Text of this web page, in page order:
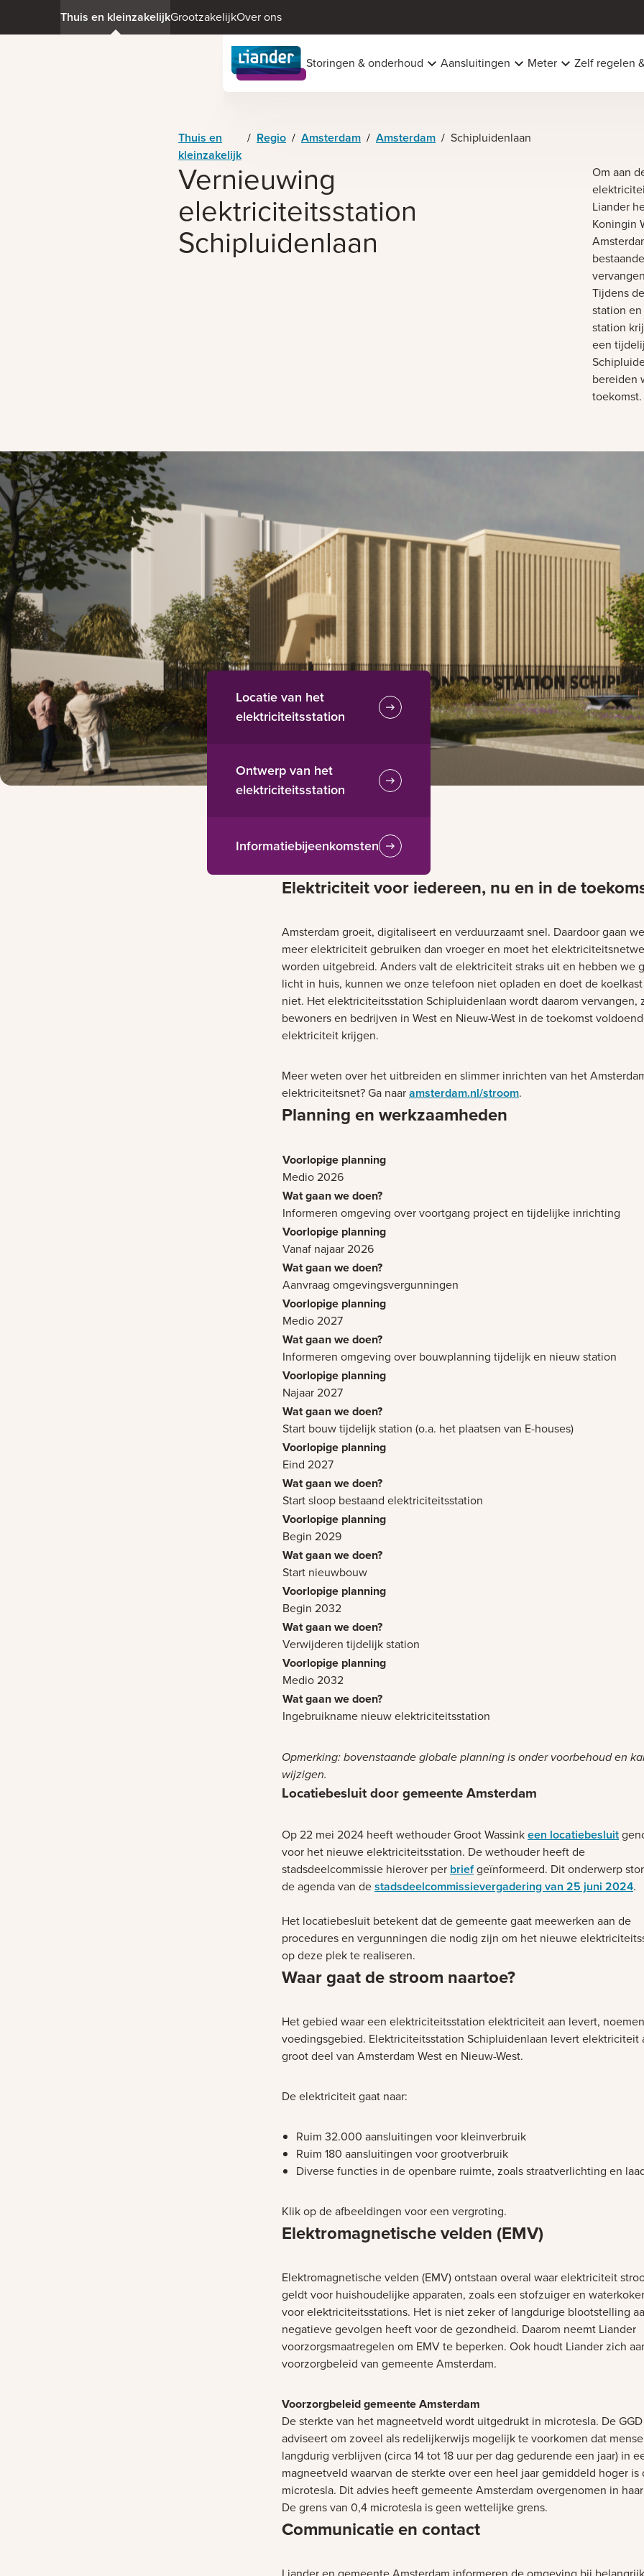
Thuis en kleinzakelijkGrootzakelijkOver ons
Storingen & onderhoud Aansluitingen Meter Zelf regelen
Thuis en
kleinzakelijk
/ Regio / Amsterdam / Amsterdam / Schipluidenlaan
Vernieuwing
elektriciteitsstation
Schipluidenlaan
Om aan
Liander
Koningin
Tijdens
station
station
een
bereiden
toekomst.
Locatie van het
elektriciteitsstation
Ontwerp van het
elektriciteitsstation
Informatiebijeenkomsten
Elektriciteit voor iedereen, nu en in de
Amsterdam groeit, digitaliseert en verduurzaamt snel. Daardoor gaan
meer elektriciteit gebruiken dan vroeger en moet het
worden uitgebreid. Anders valt de elektriciteit straks uit en hebben we
licht in huis, kunnen we onze telefoon niet opladen en doet de
niet. Het elektriciteitsstation Schipluidenlaan wordt daarom vervangen,
bewoners en bedrijven in West en Nieuw-West in de toekomst
elektriciteit krijgen.
Meer weten over het uitbreiden en slimmer inrichten van het
elektriciteitsnet? Ga naaramsterdam.nl/stroom.
Planning en werkzaamheden
Medio 2026
Informeren omgeving over voortgang project en tijdelijke inrichting
Vanaf najaar 2026
Aanvraag omgevingsvergunningen
Medio 2027
Informeren omgeving over bouwplanning tijdelijk en nieuw station
Najaar 2027
Start bouw tijdelijk station (o.a. het plaatsen van E-houses)
Eind 2027
Start sloop bestaand elektriciteitsstation
Begin 2029
Start nieuwbouw
Begin 2032
Verwijderen tijdelijk station
Medio 2032
Ingebruikname nieuw elektriciteitsstation
Opmerking: bovenstaande globale planning is onder voorbehoud en
wijzigen.
Locatiebesluit door gemeente Amsterdam
Op 22 mei 2024 heeft wethouder Groot Wassinkeen locatiebesluit
voor het nieuwe elektriciteitsstation. De wethouder heeft de
stadsdeelcommissie hierover per briefgeïnformeerd. Dit onderwerp
de agenda van destadsdeelcommissievergadering van 25 juni 2024.
Het locatiebesluit betekent dat de gemeente gaat meewerken aan de
procedures en vergunningen die nodig zijn om het nieuwe
op deze plek te realiseren.
Waar gaat de stroom naartoe?
Het gebied waar een elektriciteitsstation elektriciteit aan levert,
voedingsgebied. Elektriciteitsstation Schipluidenlaan levert elektriciteit
groot deel van Amsterdam West en Nieuw-West.
De elektriciteit gaat naar:
Ruim 32.000 aansluitingen voor kleinverbruik
Ruim 180 aansluitingen voor grootverbruik
Diverse functies in de openbare ruimte, zoals straatverlichting en
Bezig met laden
Bezig met laden
Klik op de afbeeldingen voor een vergroting.
Elektromagnetische velden (EMV)
Elektromagnetische velden (EMV) ontstaan overal waar elektriciteit
geldt voor huishoudelijke apparaten, zoals een stofzuiger en
voor elektriciteitsstations. Het is niet zeker of langdurige blootstelling
negatieve gevolgen heeft voor de gezondheid. Daarom neemt Liander
voorzorgsmaatregelen om EMV te beperken. Ook houdt Liander zich
voorzorgbeleid van gemeente Amsterdam.
Voorzorgbeleid gemeente Amsterdam
De sterkte van het magneetveld wordt uitgedrukt in microtesla. De GGD
adviseert om zoveel als redelijkerwijs mogelijk te voorkomen dat
langdurig verblijven (circa 14 tot 18 uur per dag gedurende een jaar) in
magneetveld waarvan de sterkte over een heel jaar gemiddeld hoger is
microtesla. Dit advies heeft gemeente Amsterdam overgenomen in
De grens van 0,4 microtesla is geen wettelijke grens.
Communicatie en contact